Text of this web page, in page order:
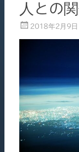
人との
2018年2月9日